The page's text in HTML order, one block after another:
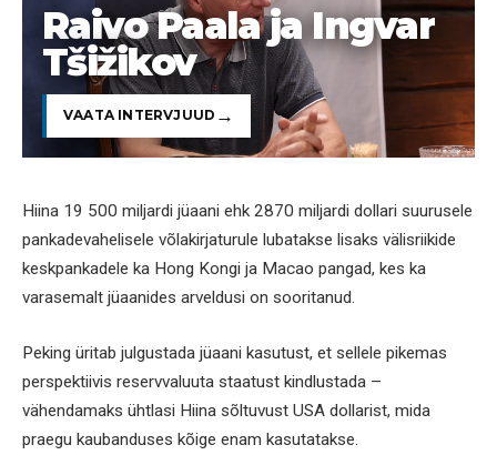
Raivo Paala ja Ingvar
Tšižikov
VAATA INTERVJUUD
Hiina 19 500 miljardi jüaani ehk 2870 miljardi dollari suurusele
pankadevahelisele võlakirjaturule lubatakse lisaks välisriikide
keskpankadele ka Hong Kongi ja Macao pangad, kes ka
varasemalt jüaanides arveldusi on sooritanud.
Peking üritab julgustada jüaani kasutust, et sellele pikemas
perspektiivis reservvaluuta staatust kindlustada –
vähendamaks ühtlasi Hiina sõltuvust USA dollarist, mida
praegu kaubanduses kõige enam kasutatakse.